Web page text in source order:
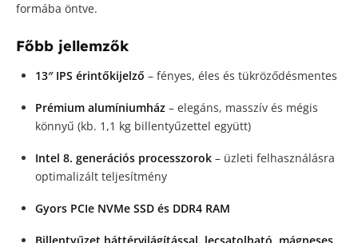
formába öntve.
Főbb jellemzők
13″ IPS érintőkijelző – fényes, éles és tükröződésmentes
Prémium alumíniumház – elegáns, masszív és mégis
könnyű (kb. 1,1 kg billentyűzettel együtt)
Intel 8. generációs processzorok – üzleti felhasználásra
optimalizált teljesítmény
Gyors PCIe NVMe SSD és DDR4 RAM